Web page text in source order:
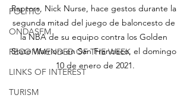
POLITIC
ONDASFM
RECOMMENDED OF THE WEEK
LINKS OF INTEREST
TURISM
Raptors, Nick Nurse, hace gestos durante la
segunda mitad del juego de baloncesto de
la NBA de su equipo contra los Golden
State Warriors en San Francisco, el domingo
10 de enero de 2021.